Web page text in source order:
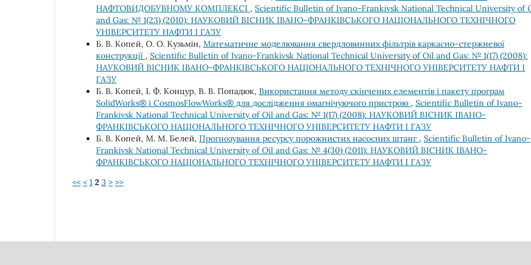
НАФТОВИДОБУВНОМУ КОМПЛЕКСІ , Scientific Bulletin of Ivano-Frankivsk National Technical University of
and Gas: № 1(23) (2010): НАУКОВИЙ ВІСНИК ІВАНО-ФРАНКІВСЬКОГО НАЦІОНАЛЬНОГО ТЕХНІЧНОГО
УНІВЕРСИТЕТУ НАФТИ І ГАЗУ
Б. В. Копей, О. О. Кузьмін, Математичне моделювання свердловинних фільтрів каркасно-стержневої
конструкції , Scientific Bulletin of Ivano-Frankivsk National Technical University of Oil and Gas: № 1(17) (2008):
НАУКОВИЙ ВІСНИК ІВАНО-ФРАНКІВСЬКОГО НАЦІОНАЛЬНОГО ТЕХНІЧНОГО УНІВЕРСИТЕТУ НАФТИ І
ГАЗУ
Б. В. Копей, І. Ф. Концур, В. В. Попадюк, Використання методу скінчених елементів і пакету програм
SolidWorks® i CosmosFlowWorks® для дослідження омагнічуючого пристрою , Scientific Bulletin of Ivano-
Frankivsk National Technical University of Oil and Gas: № 1(17) (2008): НАУКОВИЙ ВІСНИК ІВАНО-
ФРАНКІВСЬКОГО НАЦІОНАЛЬНОГО ТЕХНІЧНОГО УНІВЕРСИТЕТУ НАФТИ І ГАЗУ
Б. В. Копей, М. М. Белей, Прогнозування ресурсу порожнистих насосних штанг , Scientific Bulletin of Ivano-
Frankivsk National Technical University of Oil and Gas: № 4(30) (2011): НАУКОВИЙ ВІСНИК ІВАНО-
ФРАНКІВСЬКОГО НАЦІОНАЛЬНОГО ТЕХНІЧНОГО УНІВЕРСИТЕТУ НАФТИ І ГАЗУ
<< < 1 2 3 > >>